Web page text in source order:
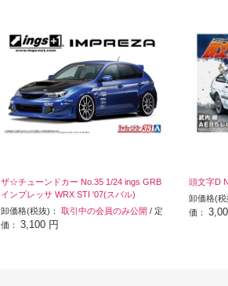
ザ☆チューンドカー No.35 1/24 ings GRB
インプレッサ WRX STI '07(スバル)
卸価格(税抜)： 取引中の会員のみ公開 / 定
価： 3,100 円
頭文字D
卸価格(税
価：